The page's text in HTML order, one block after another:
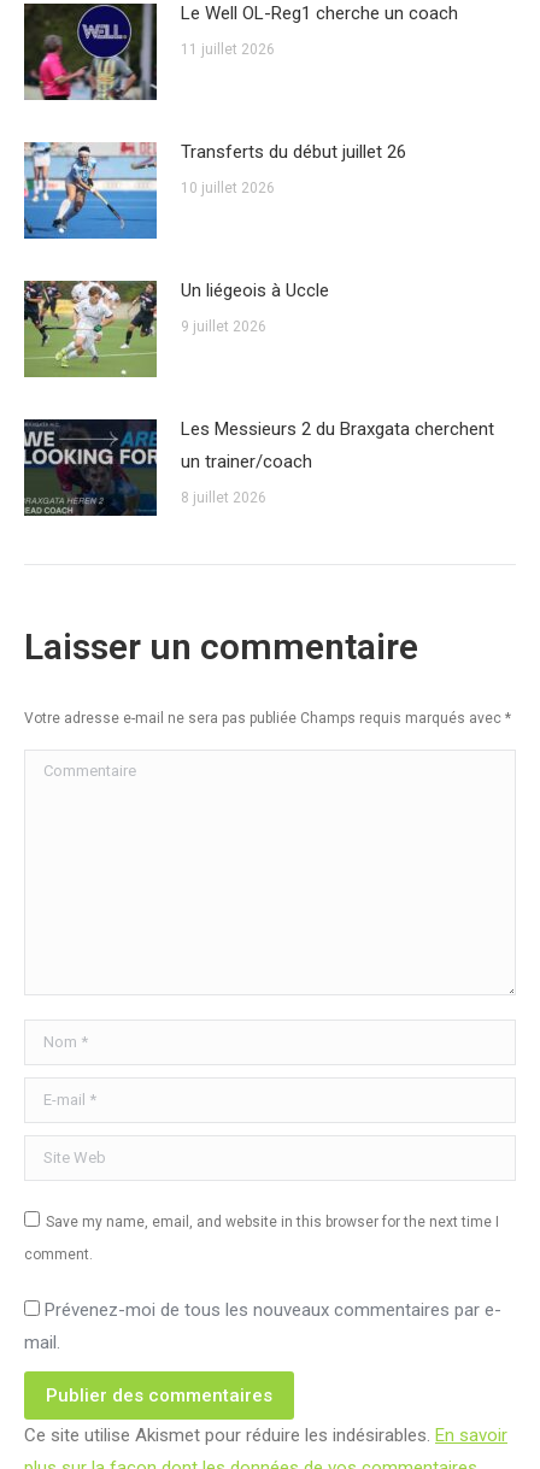
Le Well OL-Reg1 cherche un coach
11 juillet 2026
Transferts du début juillet 26
10 juillet 2026
Un liégeois à Uccle
9 juillet 2026
Les Messieurs 2 du Braxgata cherchent
un trainer/coach
8 juillet 2026
Laisser un commentaire
Votre adresse e-mail ne sera pas publiée Champs requis marqués avec *
Commentaire
Nom *
E-mail *
Site Web
Save my name, email, and website in this browser for the next time I
comment.
Prévenez-moi de tous les nouveaux commentaires par e-
mail.
Publier des commentaires
Ce site utilise Akismet pour réduire les indésirables. En savoir